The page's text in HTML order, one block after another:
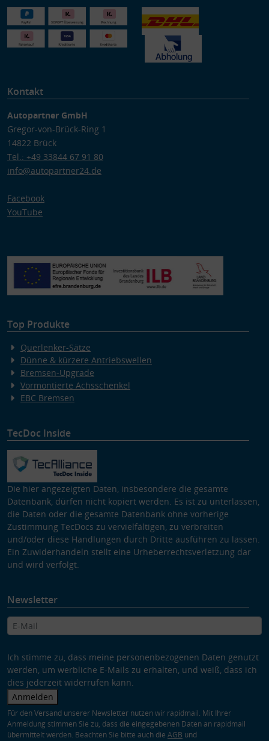
Kontakt
Autopartner GmbH
Gregor-von-Brück-Ring 1
14822 Brück
Tel.: +49 33844 67 91 80
info@autopartner24.de
Facebook
YouTube
Top Produkte
Querlenker-Sätze
Dünne & kürzere Antriebswellen
Bremsen-Upgrade
Vormontierte Achsschenkel
EBC Bremsen
TecDoc Inside
Die hier angezeigten Daten, insbesondere die gesamte
Datenbank, dürfen nicht kopiert werden. Es ist zu unterlassen,
die Daten oder die gesamte Datenbank ohne vorherige
Zustimmung TecDocs zu vervielfältigen, zu verbreiten
und/oder diese Handlungen durch Dritte ausführen zu lassen.
Ein Zuwiderhandeln stellt eine Urheberrechtsverletzung dar
und wird verfolgt.
Newsletter
Ich stimme zu, dass meine personenbezogenen Daten genutzt
werden, um werbliche E-Mails zu erhalten, und weiß, dass ich
dies jederzeit widerrufen kann.
Anmelden
Für den Versand unserer Newsletter nutzen wir rapidmail. Mit Ihrer
Anmeldung stimmen Sie zu, dass die eingegebenen Daten an rapidmail
übermittelt werden. Beachten Sie bitte auch die AGB und